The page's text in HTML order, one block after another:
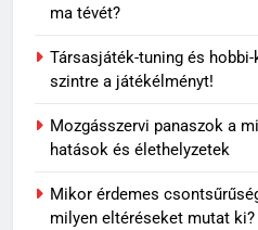
ma tévét?
Társasjáték-tuning és
szintre a játékélményt!
Mozgásszervi panaszok a
hatások és élethelyzetek
Mikor érdemes
milyen eltéréseket mutat ki?
újra?
7